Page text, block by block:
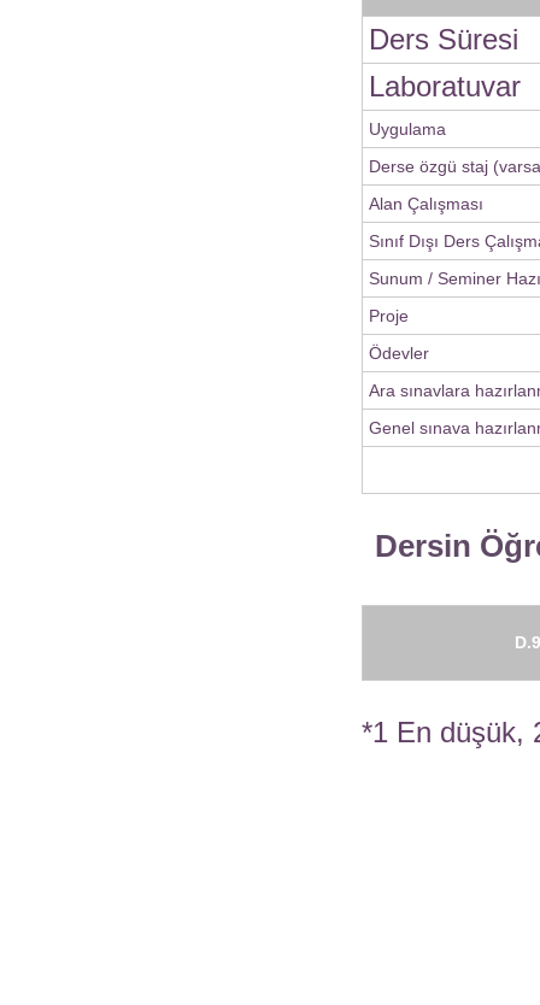
Ders Süresi
Laboratuvar
Uygulama
Derse özgü staj
Alan Çalışması
Sınıf Dışı Ders
Sunum / Seminer
Proje
Ödevler
Ara sınavlara
Genel sınava
Dersin
*1 En düşük,